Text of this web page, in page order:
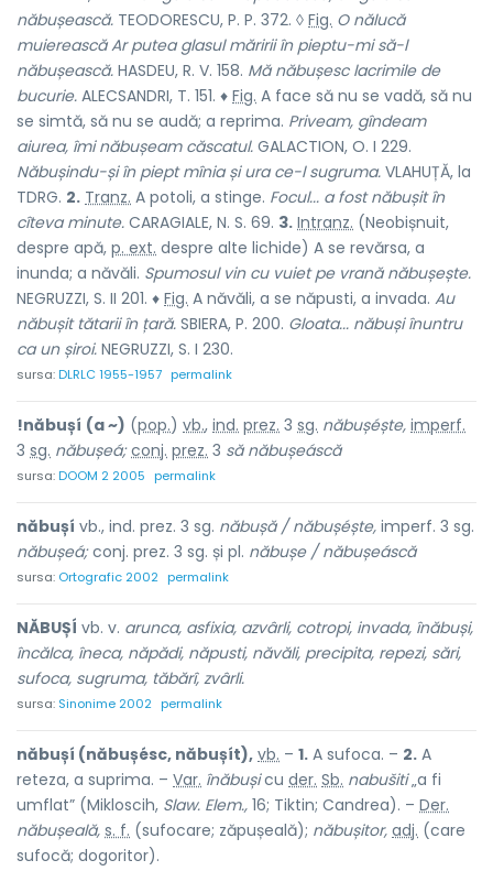
năbușească. TEODORESCU, P. P. 372. ◊ Fig. O nălucă
muierească Ar putea glasul măririi în pieptu-mi să-l
năbușească. HASDEU, R. V. 158. Mă năbușesc lacrimile de
bucurie. ALECSANDRI, T. 151. ♦ Fig. A face să nu se vadă, să nu
se simtă, să nu se audă; a reprima. Priveam, gîndeam
aiurea, îmi năbușeam căscatul. GALACTION, O. I 229.
Năbușindu-și în piept mînia și ura ce-l sugruma. VLAHUȚĂ, la
TDRG. 2. Tranz. A potoli, a stinge. Focul... a fost năbușit în
cîteva minute. CARAGIALE, N. S. 69. 3. Intranz. (Neobișnuit,
despre apă, p. ext. despre alte lichide) A se revărsa, a
inunda; a năvăli. Spumosul vin cu vuiet pe vrană năbușește.
NEGRUZZI, S. II 201. ♦ Fig. A năvăli, a se năpusti, a invada. Au
năbușit tătarii în țară. SBIERA, P. 200. Gloata... năbuși înuntru
ca un șiroi. NEGRUZZI, S. I 230.
sursa:DLRLC 1955-1957 permalink
!năbușí (a ~) (pop.) vb., ind. prez. 3 sg. năbușéște, imperf.
3 sg. năbușeá; conj. prez. 3 să năbușeáscă
sursa:DOOM 2 2005 permalink
năbușí vb., ind. prez. 3 sg. năbușă / năbușéște, imperf. 3 sg.
năbușeá;conj. prez. 3 sg. și pl. năbușe / năbușeáscă
sursa: Ortografic 2002 permalink
NĂBUȘÍ vb. v. arunca, asfixia, azvârli, cotropi, invada, înăbuși,
încălca, îneca, năpădi, năpusti, năvăli, precipita, repezi, sări,
sufoca, sugruma, tăbărî, zvârli.
sursa: Sinonime 2002 permalink
năbușí (năbușésc, năbușít), vb. – 1. A sufoca. – 2. A
reteza, a suprima. – Var. înăbușicu der. Sb. nabušiti„a fi
umflat” (Mikloscih, Slaw. Elem., 16; Tiktin; Candrea). – Der.
năbușeală, s. f. (sufocare; zăpușeală); năbușitor, adj. (care
sufocă; dogoritor).